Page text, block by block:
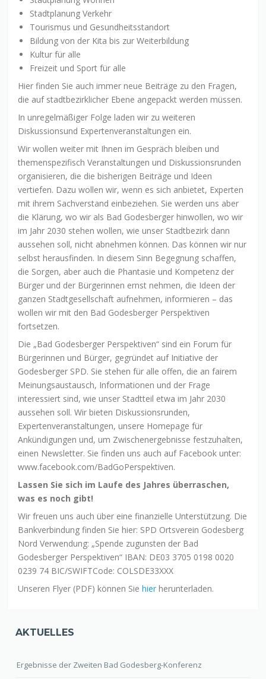
Stadtplanung Verkehr
Tourismus und Gesundheitsstandort
Bildung von der Kita bis zur Weiterbildung
Kultur für alle
Freizeit und Sport für alle
Hier finden Sie auch immer neue Beiträge zu den Fragen,
die auf stadtbezirklicher Ebene angepackt werden müssen.
In unregelmäßiger Folge laden wir zu weiteren
Diskussionsund Expertenveranstaltungen ein.
Wir wollen weiter mit Ihnen im Gespräch bleiben und
themenspezifisch Veranstaltungen und Diskussionsrunden
organisieren, die die bisherigen Beiträge und Ideen
vertiefen. Dazu wollen wir, wenn es sich anbietet, Experten
mit ihrem Sachverstand einbeziehen. Sie werden uns aber
die Klärung, wo wir als Bad Godesberger hinwollen, wo wir
im Jahr 2030 stehen wollen, wie unser Stadtbezirk dann
aussehen soll, nicht abnehmen können. Das können wir nur
selbst herausfinden. In diesem Sinn Begegnung schaffen,
die Sorgen, aber auch die Phantasie und Kompetenz der
Bürger und der Bürgerinnen ernst nehmen, die Ideen der
ganzen Stadtgesellschaft aufnehmen, informieren – das
wollen wir mit den Bad Godesberger Perspektiven
fortsetzen.
Die „Bad Godesberger Perspektiven“ sind ein Forum für
Bürgerinnen und Bürger, gegründet auf Initiative der
Godesberger SPD. Sie stehen für alle offen, die an fairem
Meinungsaustausch, Informationen und der Frage
interessiert sind, wie unser Stadtteil etwa im Jahr 2030
aussehen soll. Wir bieten Diskussionsrunden,
Expertenveranstaltungen, unsere Homepage für
Ankündigungen und, um Zwischenergebnisse festzuhalten,
einen Newsletter. Sie finden uns auch auf Facebook unter:
www.facebook.com/BadGoPerspektiven.
Lassen Sie sich im Laufe des Jahres überraschen,
was es noch gibt!
Wir freuen uns auch über eine finanzielle Unterstützung. Die
Bankverbindung finden Sie hier: SPD Ortsverein Godesberg
Nord Verwendung: „Spende zugunsten der Bad
Godesberger Perspektiven“ IBAN: DE03 3705 0198 0020
0239 74 BIC/SWIFTCode: COLSDE33XXX
Unseren Flyer (PDF) können Siehier herunterladen.
AKTUELLES
Ergebnisse der Zweiten Bad Godesberg-Konferenz